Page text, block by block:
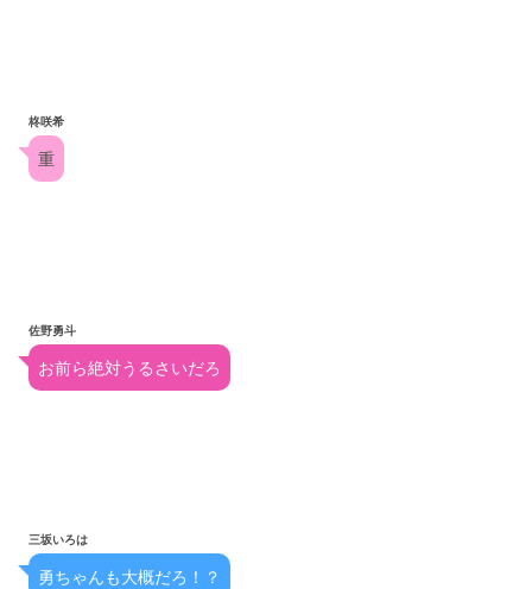
柊咲希
重
佐野勇斗
お前ら絶対うるさいだろ
三坂いろは
勇ちゃんも大概だろ！？